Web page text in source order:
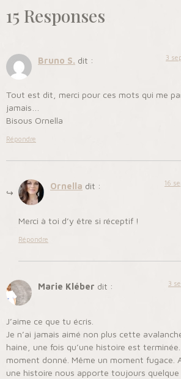
15 Responses
Bruno S. dit : 3
Tout est dit, merci pour ces mots qui me
jamais…
Bisous Ornella
Répondre
Ornella dit : 16
Merci à toi d’y être si réceptif !
Répondre
Marie Kléber dit : 3
J’aime ce que tu écris.
Je n’ai jamais aimé non plus cette
haine, une fois qu’une histoire est
moment donné. Même un moment fugace.
une histoire nous apporte toujours quelque